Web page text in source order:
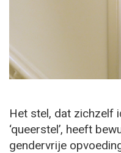
Het stel, dat zichzelf
‘queerstel’, heeft
gendervrije